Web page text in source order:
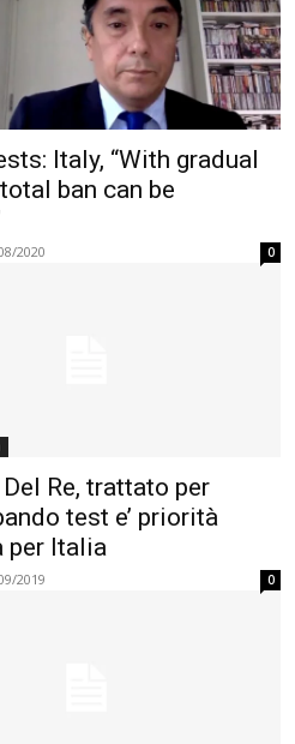
Italy, “With gradual
ban can be
2020 0
Re, trattato per
test e’ priorità
per Italia
2019 0